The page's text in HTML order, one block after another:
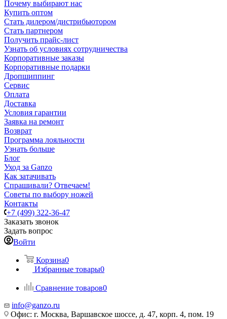
Почему выбирают нас
Купить оптом
Стать дилером/дистрибьютором
Стать партнером
Получить прайс-лист
Узнать об условиях сотрудничества
Корпоративные заказы
Корпоративные подарки
Дропшиппинг
Сервис
Оплата
Доставка
Условия гарантии
Заявка на ремонт
Возврат
Программа лояльности
Узнать больше
Блог
Уход за Ganzo
Как затачивать
Спрашивали? Отвечаем!
Советы по выбору ножей
Контакты
+7 (499) 322-36-47
Заказать звонок
Задать вопрос
Войти
Корзина0
Избранные товары0
Сравнение товаров0
info@ganzo.ru
Офис: г. Москва, Варшавское шоссе, д. 47, корп. 4, пом. 19